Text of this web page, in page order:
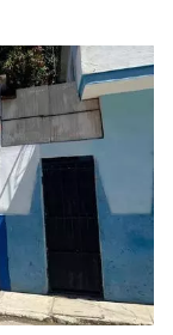
del Amazon